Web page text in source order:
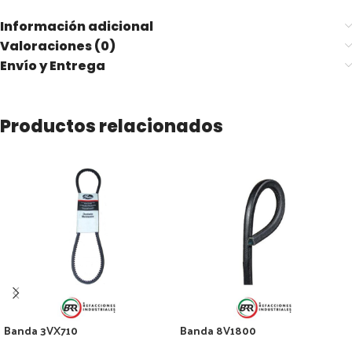
Información adicional
Valoraciones (0)
Envío y Entrega
Productos relacionados
Banda 3VX710 Banda 8V1800